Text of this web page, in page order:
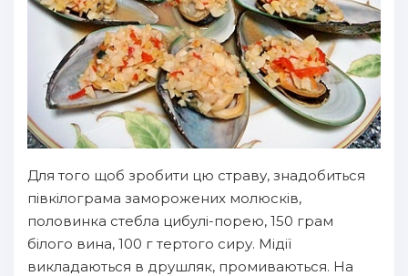
Для того щоб зробити цю страву, знадобиться
півкілограма заморожених молюсків,
половинка стебла цибулі-порею, 150 грам
білого вина, 100 г тертого сиру. Мідії
викладаються в друшляк, промиваються. На